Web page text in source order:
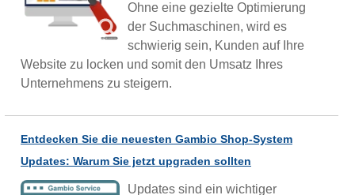
Ohne eine gezielte Optimierung
der Suchmaschinen, wird es
schwierig sein, Kunden auf Ihre
Website zu locken und somit den Umsatz Ihres
Unternehmens zu steigern.
Entdecken Sie die neuesten Gambio Shop-System
Updates: Warum Sie jetzt upgraden sollten
Updates sind ein wichtiger